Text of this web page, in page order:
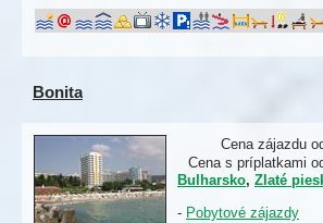
Bonita
Cena zájazdu
Cena s príplatkami
Bulharsko, Zlaté
- Pobytové zájazdy